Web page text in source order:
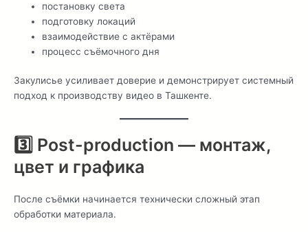
постановку света
подготовку локаций
взаимодействие с актёрами
процесс съёмочного дня
Закулисье усиливает доверие и демонстрирует системный
подход к производству видео в Ташкенте.
3️⃣ Post-production — монтаж,
цвет и графика
После съёмки начинается технически сложный этап
обработки материала.